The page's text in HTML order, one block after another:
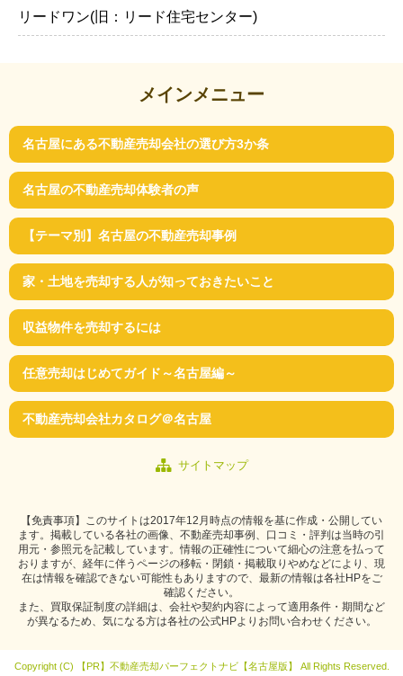
リードワン(旧：リード住宅センター)
メインメニュー
【免責事項】このサイトは2017年12月時点の情報を基に作成・公開してい
ます。掲載している各社の画像、不動産売却事例、口コミ・評判は当時の引
用元・参照元を記載しています。情報の正確性について細心の注意を払って
おりますが、経年に伴うページの移転・閉鎖・掲載取りやめなどにより、現
在は情報を確認できない可能性もありますので、最新の情報は各社HPをご
確認ください。
また、買取保証制度の詳細は、会社や契約内容によって適用条件・期間など
が異なるため、気になる方は各社の公式HPよりお問い合わせください。
名古屋にある不動産売却会社の選び方3か条
名古屋の不動産売却体験者の声
【テーマ別】名古屋の不動産売却事例
家・土地を売却する人が知っておきたいこと
収益物件を売却するには
任意売却はじめてガイド～名古屋編～
不動産売却会社カタログ＠名古屋
サイトマップ
Copyright (C) 【PR】不動産売却パーフェクトナビ【名古屋版】 All Rights Reserved.